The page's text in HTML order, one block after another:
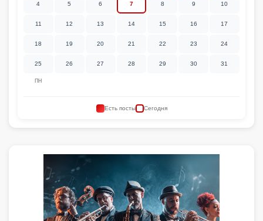
ПН
4 5 6 7 8 9 10
11 12 13 14 15 16 17
18 19 20 21 22 23 24
25 26 27 28 29 30 31
Есть посты Сегодня